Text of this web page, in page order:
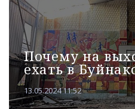
Почему на
ехать в
13.05.2024 11:52